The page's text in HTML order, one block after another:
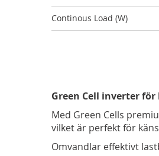
Continous Load (W)
Green Cell inverter för
Med Green Cells
vilket är perfekt för
Omvandlar effektivt